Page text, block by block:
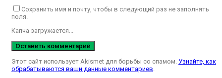
Сохранить имя и почту, чтобы в следующий раз не заполнять
поля.
Капча загружается...
Этот сайт использует Akismet для борьбы со спамом. Узнайте, как
обрабатываются ваши данные комментариев